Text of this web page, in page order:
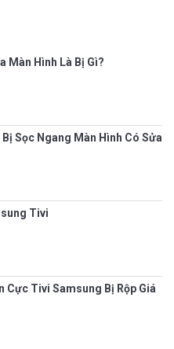
Màn Hình Là Bị Gì?
Sọc Ngang Màn Hình Có Sửa
Tivi
Cực Tivi Samsung Bị Rộp Giá